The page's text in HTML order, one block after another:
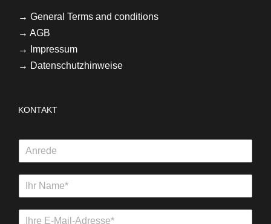
→ General Terms and conditions
→ AGB
→ Impressum
→ Datenschutzhinweise
KONTAKT